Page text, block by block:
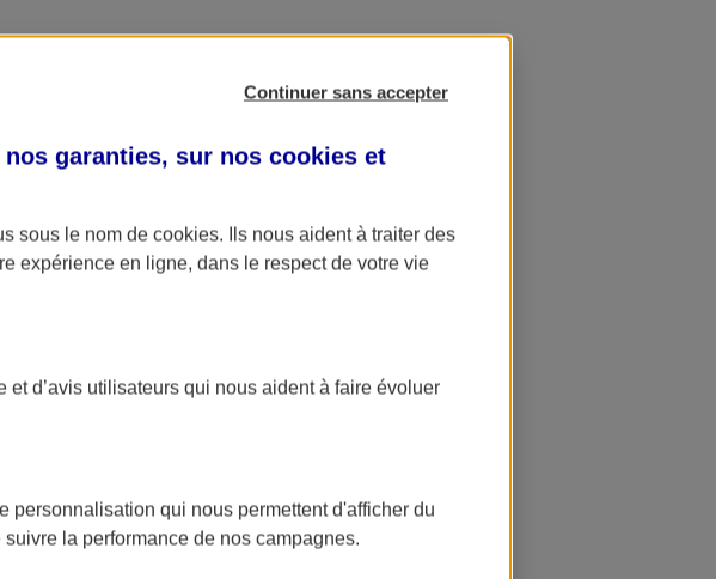
Continuer sans accepter
nos garanties, sur nos cookies et
sous le nom de cookies. Ils nous aident à traiter des
expérience en ligne, dans le respect de votre vie
et d’avis utilisateurs qui nous aident à faire évoluer
personnalisation qui nous permettent d'afficher du
la performance de nos campagnes.